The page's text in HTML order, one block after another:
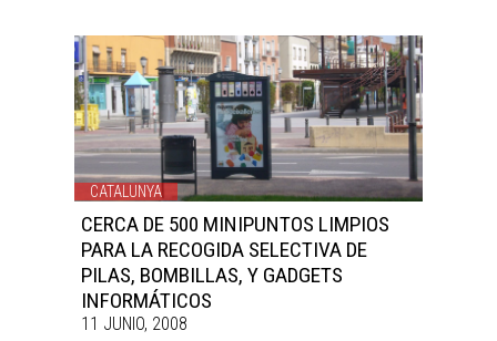
CATALUNYA
CERCA DE 500 MINIPUNTOS LIMPIOS
PARA LA RECOGIDA SELECTIVA DE
PILAS, BOMBILLAS, Y GADGETS
INFORMÁTICOS
11 JUNIO, 2008